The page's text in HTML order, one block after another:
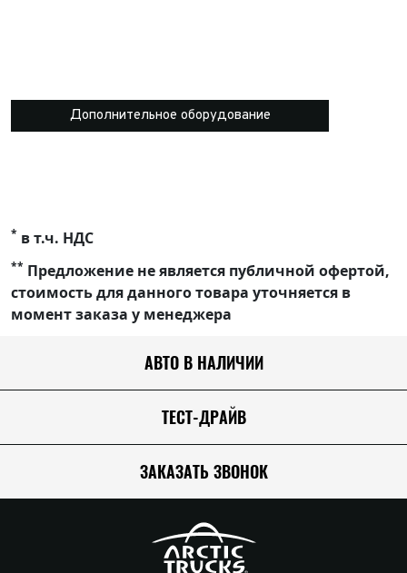
Дополнительное оборудование
* в т.ч. НДС
** Предложение не является публичной офертой,
стоимость для данного товара уточняется в
момент заказа у менеджера
АВТО В НАЛИЧИИ
ТЕСТ-ДРАЙВ
ЗАКАЗАТЬ ЗВОНОК